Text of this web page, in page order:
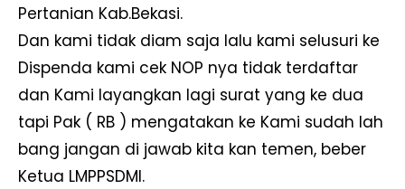
Pertanian Kab.Bekasi.
Dan kami tidak diam saja lalu kami selusuri ke
Dispenda kami cek NOP nya tidak terdaftar
dan Kami layangkan lagi surat yang ke dua
tapi Pak ( RB ) mengatakan ke Kami sudah lah
bang jangan di jawab kita kan temen, beber
Ketua LMPPSDMI.